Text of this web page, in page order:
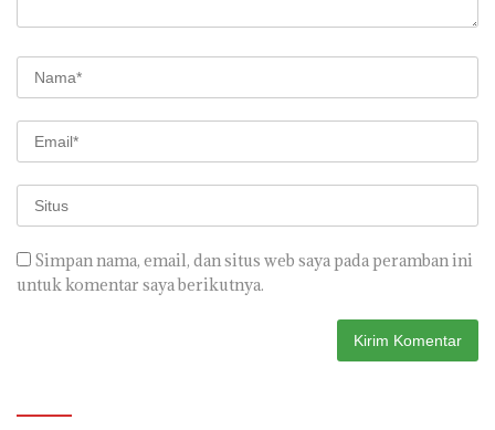
Simpan nama, email, dan situs web saya pada peramban ini
untuk komentar saya berikutnya.